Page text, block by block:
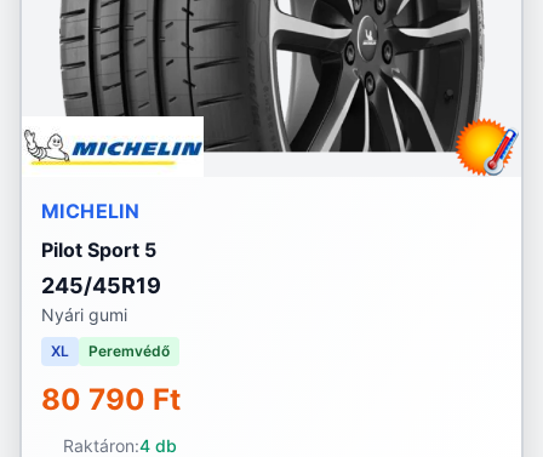
MICHELIN
Pilot Sport 5
245/45R19
Nyári gumi
XL Peremvédő
80 790 Ft
Raktáron:4 db